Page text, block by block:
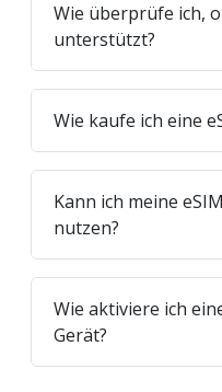
Wie überprüfe ich,
unterstützt?
Wie kaufe ich eine
Kann ich meine
nutzen?
Wie aktiviere ich
Gerät?